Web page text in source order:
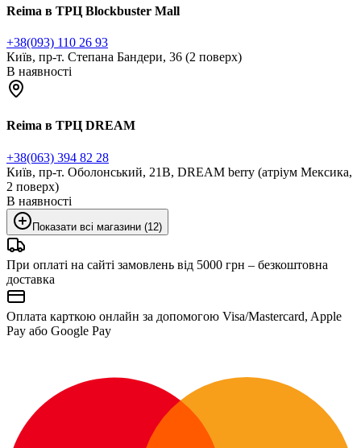
Reima в ТРЦ Blockbuster Mall
+38(093) 110 26 93
Київ, пр-т. Степана Бандери, 36 (2 поверх)
В наявності
Reima в ТРЦ DREAM
+38(063) 394 82 28
Київ, пр-т. Оболонський, 21В, DREAM berry (атріум Мексика,
2 поверх)
В наявності
Показати всі магазини (12)
При оплаті на сайті замовлень від 5000 грн – безкоштовна
доставка
Оплата карткою онлайн за допомогою Visa/Mastercard, Apple
Pay або Google Pay